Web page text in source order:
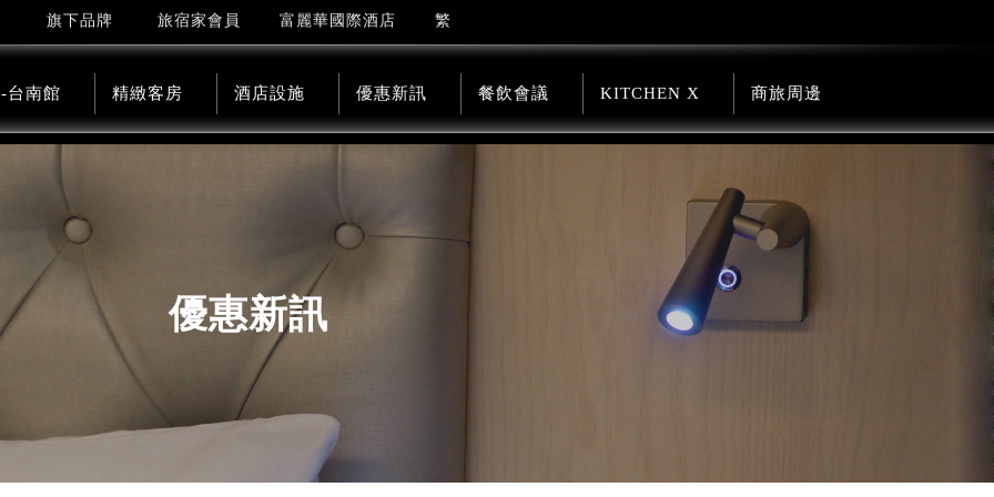
旗下品牌 旅宿家會員 富麗華國際酒店 繁
台南館 精緻客房 酒店設施 優惠新訊 餐飲會議 KITCHEN X 商旅周邊
優惠新訊